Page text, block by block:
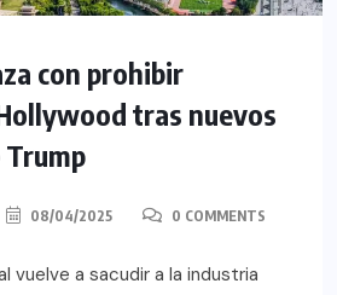
con prohibir
tras nuevos
Trump
08/04/2025 0 COMMENTS
vuelve a sacudir a la industria